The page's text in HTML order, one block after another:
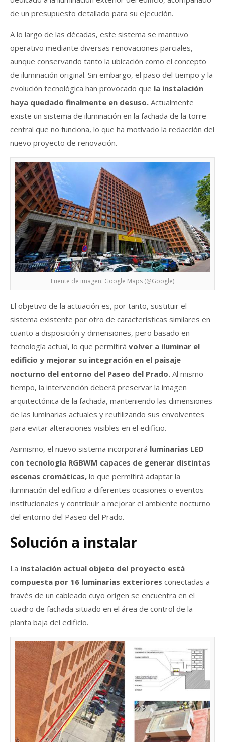
de un presupuesto detallado para su ejecución.
A lo largo de las décadas, este sistema se mantuvo
operativo mediante diversas renovaciones parciales,
aunque conservando tanto la ubicación como el concepto
de iluminación original. Sin embargo, el paso del tiempo y la
evolución tecnológica han provocado que la instalación
haya quedado finalmente en desuso. Actualmente
existe un sistema de iluminación en la fachada de la torre
central que no funciona, lo que ha motivado la redacción del
nuevo proyecto de renovación.
Fuente de imagen: Google Maps (@Google)
El objetivo de la actuación es, por tanto, sustituir el
sistema existente por otro de características similares en
cuanto a disposición y dimensiones, pero basado en
tecnología actual, lo que permitirá volver a iluminar el
edificio y mejorar su integración en el paisaje
nocturno del entorno del Paseo del Prado. Al mismo
tiempo, la intervención deberá preservar la imagen
arquitectónica de la fachada, manteniendo las dimensiones
de las luminarias actuales y reutilizando sus envolventes
para evitar alteraciones visibles en el edificio.
Asimismo, el nuevo sistema incorporará luminarias LED
con tecnología RGBWM capaces de generar distintas
escenas cromáticas, lo que permitirá adaptar la
iluminación del edificio a diferentes ocasiones o eventos
institucionales y contribuir a mejorar el ambiente nocturno
del entorno del Paseo del Prado.
Solución a instalar
La instalación actual objeto del proyecto está
compuesta por 16 luminarias exteriores conectadas a
través de un cableado cuyo origen se encuentra en el
cuadro de fachada situado en el área de control de la
planta baja del edificio.